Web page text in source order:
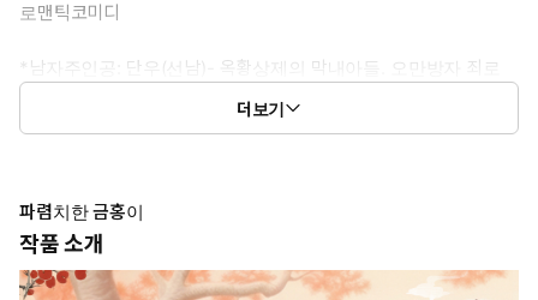
로맨틱코미디
*남자주인공: 단우(선남)- 옥황상제의 막내아들. 오만방자 죄로
천계에서 추방당한 ‘유배된 선남’.
인간들에게 선덕을 베풀어 정기를 채워야 하지만, 귀찮은 건 질색이
사슴을 시켜 금홍이 제 옷을 훔치게 유도했으나, 정작 금홍이 저를
‘씨내리(?)’ 취급하는 줄도 모르고 앙큼한 그녀에게 흠뻑 빠지고 만
다.
더보기
파렴치한 금홍이
작품 소개